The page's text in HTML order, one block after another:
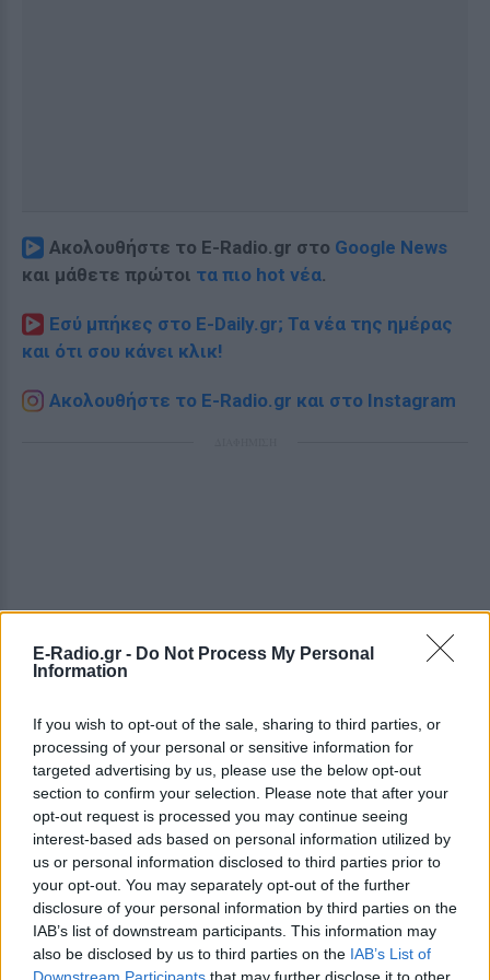
E-Radio.gr - Do Not Process My Personal
Information
If you wish to opt-out of the sale, sharing to third parties, or
processing of your personal or sensitive information for
targeted advertising by us, please use the below opt-out
section to confirm your selection. Please note that after your
opt-out request is processed you may continue seeing
interest-based ads based on personal information utilized by
us or personal information disclosed to third parties prior to
your opt-out. You may separately opt-out of the further
disclosure of your personal information by third parties on the
IAB’s list of downstream participants. This information may
also be disclosed by us to third parties on the IAB’s List of
Downstream Participants that may further disclose it to other
Ακολουθήστε το E-Radio.gr στο Google News
και μάθετε πρώτοι τα πιο hot νέα.
Εσύ μπήκες στο E-Daily.gr; Τα νέα της ημέρας
και ότι σου κάνει κλικ!
Ακολουθήστε το E-Radio.gr και στο Instagram
ΔΕΙΤΕ ΕΠΙΣΗΣ